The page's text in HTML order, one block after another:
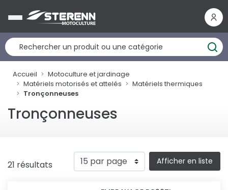
Accueil
Motoculture et jardinage
Matériels motorisés et attelés
Matériels thermiques
Tronçonneuses
Tronçonneuses
21 résultats Afficher en liste